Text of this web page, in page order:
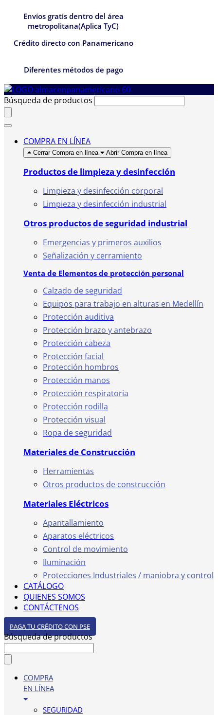
Envíos gratis dentro del área
metropolitana(Aplica TyC)
Crédito directo con Panamericano
Diferentes métodos de pago
Búsqueda de productos
COMPRA EN LÍNEA
Cerrar Compra en línea Abrir Compra en línea
Productos de limpieza y desinfección
Limpieza y desinfección corporal
Limpieza y desinfección industrial
Otros productos de seguridad industrial
Emergencias y primeros auxilios
Señalización y cerramiento
Venta de Elementos de protección personal
Calzado de seguridad
Equipos para trabajo en alturas en Medellín
Protección auditiva
Protección brazo y antebrazo
Protección cabeza
Protección facial
Protección hombros
Protección manos
Protección respiratoria
Protección rodilla
Protección visual
Ropa de seguridad
Materiales de Construcción
Herramientas
Otros productos de construcción
Materiales Eléctricos
Apantallamiento
Aparatos eléctricos
Control de movimiento
Iluminación
Protecciones Industriales / maniobra y control
CATÁLOGO
QUIENES SOMOS
CONTÁCTENOS
PAGA TU CRÉDITO CON PSE
Búsqueda de productos
COMPRA
EN LÍNEA
SEGURIDAD